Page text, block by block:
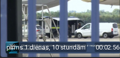
pirms 1 dienas, 10 stundām 00:02:56